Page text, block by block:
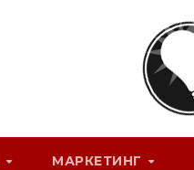
МАРКЕТИНГ